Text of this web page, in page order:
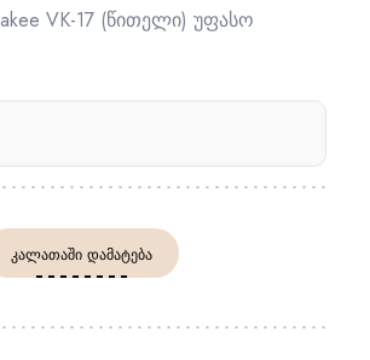
VK-17 (წითელი) უფასო
ᲙᲐᲚᲐᲗᲐᲨᲘ ᲓᲐᲛᲐᲢᲔᲑᲐ